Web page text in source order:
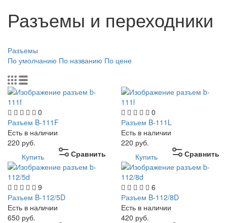
Разъемы и переходники
Разъемы
По умолчанию По названию По цене
0
Разъем B-111F
Есть в наличии
220 руб.
Сравнить
Купить
0
Разъем B-111L
Есть в наличии
220 руб.
Сравнить
Купить
9
Разъем B-112/5D
Есть в наличии
650 руб.
6
Разъем B-112/8D
Есть в наличии
420 руб.